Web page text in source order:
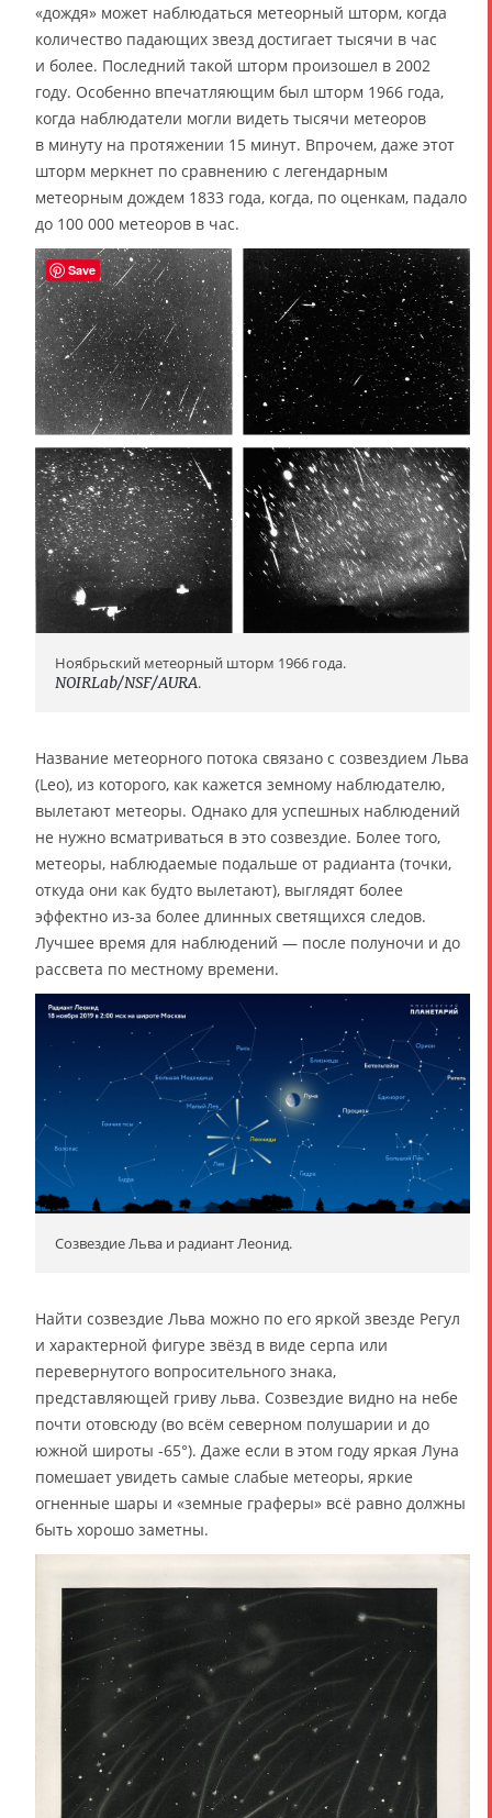
«дождя» может наблюдаться метеорный шторм, когда
количество падающих звезд достигает тысячи в час
и более. Последний такой шторм произошел в 2002
году. Особенно впечатляющим был шторм 1966 года,
когда наблюдатели могли видеть тысячи метеоров
в минуту на протяжении 15 минут. Впрочем, даже этот
шторм меркнет по сравнению с легендарным
метеорным дождем 1833 года, когда, по оценкам, падало
до 100 000 метеоров в час.
Ноябрьский метеорный шторм 1966 года.
NOIRLab/NSF/AURA.
Название метеорного потока связано с созвездием Льва
(Leo), из которого, как кажется земному наблюдателю,
вылетают метеоры. Однако для успешных наблюдений
не нужно всматриваться в это созвездие. Более того,
метеоры, наблюдаемые подальше от радианта (точки,
откуда они как будто вылетают), выглядят более
эффектно из-за более длинных светящихся следов.
Лучшее время для наблюдений — после полуночи и до
рассвета по местному времени.
Созвездие Льва и радиант Леонид.
Найти созвездие Льва можно по его яркой звезде Регул
и характерной фигуре звёзд в виде серпа или
перевернутого вопросительного знака,
представляющей гриву льва. Созвездие видно на небе
почти отовсюду (во всём северном полушарии и до
южной широты -65°). Даже если в этом году яркая Луна
помешает увидеть самые слабые метеоры, яркие
огненные шары и «земные граферы» всё равно должны
быть хорошо заметны.
Save